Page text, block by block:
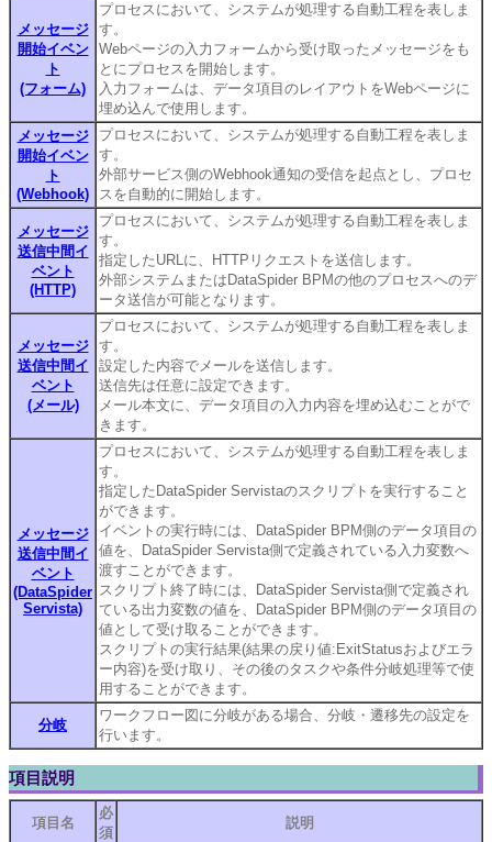
メッセージ
開始イベン
ト
(フォーム)
プロセスにおいて、システムが処理する自動工程を表しま
す。
Webページの入力フォームから受け取ったメッセージをも
とにプロセスを開始します。
入力フォームは、データ項目のレイアウトをWebページに
埋め込んで使用します。
メッセージ
開始イベン
ト
(Webhook)
プロセスにおいて、システムが処理する自動工程を表しま
す。
外部サービス側のWebhook通知の受信を起点とし、プロセ
スを自動的に開始します。
メッセージ
送信中間イ
ベント
(HTTP)
プロセスにおいて、システムが処理する自動工程を表しま
す。
指定したURLに、HTTPリクエストを送信します。
外部システムまたはDataSpider BPMの他のプロセスへのデ
ータ送信が可能となります。
メッセージ
送信中間イ
ベント
(メール)
プロセスにおいて、システムが処理する自動工程を表しま
す。
設定した内容でメールを送信します。
送信先は任意に設定できます。
メール本文に、データ項目の入力内容を埋め込むことがで
きます。
メッセージ
送信中間イ
ベント
(DataSpider
Servista)
プロセスにおいて、システムが処理する自動工程を表しま
す。
指定したDataSpider Servistaのスクリプトを実行すること
ができます。
イベントの実行時には、DataSpider BPM側のデータ項目の
値を、DataSpider Servista側で定義されている入力変数へ
渡すことができます。
スクリプト終了時には、DataSpider Servista側で定義され
ている出力変数の値を、DataSpider BPM側のデータ項目の
値として受け取ることができます。
スクリプトの実行結果(結果の戻り値:ExitStatusおよびエラ
ー内容)を受け取り、その後のタスクや条件分岐処理等で使
用することができます。
分岐
ワークフロー図に分岐がある場合、分岐・遷移先の設定を
行います。
項目説明
項目名
必
須
説明